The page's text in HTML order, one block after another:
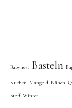
Babynest Basteln
Kuchen Mangold Nähen
Stoff Winter